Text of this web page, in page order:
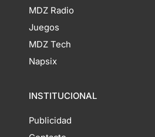
MDZ Radio
Juegos
MDZ Tech
Napsix
INSTITUCIONAL
Publicidad